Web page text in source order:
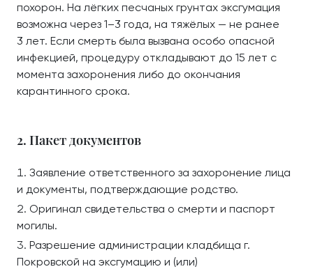
похорон. На лёгких песчаных грунтах эксгумация
возможна через 1–3 года, на тяжёлых — не ранее
3 лет. Если смерть была вызвана особо опасной
инфекцией, процедуру откладывают до 15 лет с
момента захоронения либо до окончания
карантинного срока.
2. Пакет документов
Заявление ответственного за захоронение лица
и документы, подтверждающие родство.
Оригинал свидетельства о смерти и паспорт
могилы.
Разрешение администрации кладбища г.
Покровской на эксгумацию и (или)